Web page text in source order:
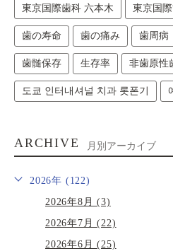
東京国際歯科 六本木 東京国
歯の寿命 歯の痛み 歯周病
歯髄保存 生存率 非歯原性
도쿄 인터내셔널 치과 롯폰기
ARCHIVE 月別アーカイブ
2026年 (122)
2026年8月 (3)
2026年7月 (22)
2026年6月 (25)